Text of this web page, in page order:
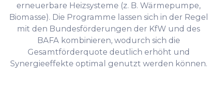
erneuerbare Heizsysteme (z. B. Wärmepumpe,
Biomasse). Die Programme lassen sich in der Regel
mit den Bundesförderungen der KfW und des
BAFA kombinieren, wodurch sich die
Gesamtförderquote deutlich erhöht und
Synergieeffekte optimal genutzt werden können.